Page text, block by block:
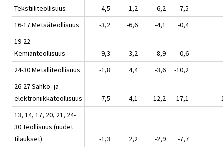
Tekstiiliteollisuus
-4,5 -1,2 -6,2 -7,5
16-17 Metsäteollisuus
-3,2 -6,6 -4,1
-0,4
19-22
Kemianteollisuus
9,3 3,2 8,9
-0,6
24-30 Metalliteollisuus
-1,8 4,4 -3,6 -10,2
26-27 Sähkö- ja
elektroniikkateollisuus
-7,5 4,1 -12,2 -17,1
-
13, 14, 17, 20, 21, 24-
30 Teollisuus (uudet
tilaukset)
-1,3 2,2 -2,9 -7,7